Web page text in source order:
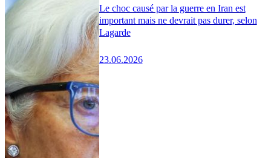
Le choc causé par la guerre en Iran est
important mais ne devrait pas durer, selon
Lagarde
23.06.2026